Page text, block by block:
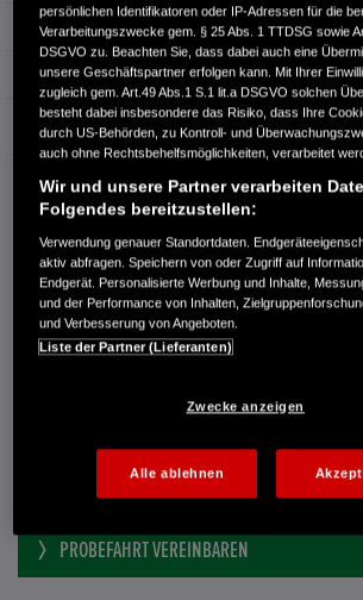
Erstzulassung 08.2023
Bauart SUV
Garantie
AUTOHAUS THOMAS REITER GMBH & CO. KG
An der Windmühle 7
66780 Rehlingen-Siersburg
RUFEN SIE UNS AN:
06 83 5 / 5 00 60 0
Händlerbestand anzeigen
E-MAIL-ANFRAGE
PROBEFAHRT VEREINBAREN
persönlichen Identifikatoren oder IP-Adressen für die
Verarbeitungszwecke gem. § 25 Abs. 1 TTDSG sowie
DSGVO zu. Beachten Sie, dass dabei auch eine
unsere Geschäftspartner erfolgen kann. Mit Ihrer
zugleich gem. Art.49 Abs.1 S.1 lit.a DSGVO solchen
besteht dabei insbesondere das Risiko, dass Ihre
durch US-Behörden, zu Kontroll- und
auch ohne Rechtsbehelfsmöglichkeiten, verarbeitet
Wir und unsere Partner verarbeiten
Folgendes bereitzustellen:
Verwendung genauer Standortdaten.
aktiv abfragen. Speichern von oder Zugriff auf
Endgerät. Personalisierte Werbung und Inhalte,
und der Performance von Inhalten,
und Verbesserung von Angeboten.
Liste der Partner (Lieferanten)
Zwecke anzeigen
Alle ablehnen